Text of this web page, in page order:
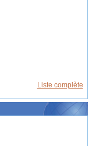
Liste complète